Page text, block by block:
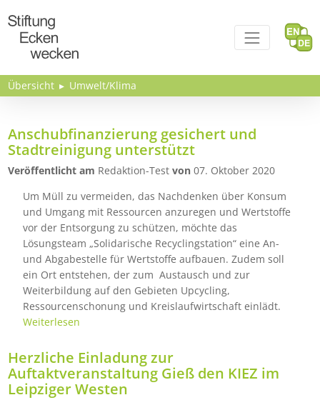
Übersicht Umwelt/Klima
Anschubfinanzierung gesichert und
Stadtreinigung unterstützt
Veröffentlicht am Redaktion-Test von 07. Oktober 2020
Um Müll zu vermeiden, das Nachdenken über Konsum
und Umgang mit Ressourcen anzuregen und Wertstoffe
vor der Entsorgung zu schützen, möchte das
Lösungsteam „Solidarische Recyclingstation“ eine An-
und Abgabestelle für Wertstoffe aufbauen. Zudem soll
ein Ort entstehen, der zum Austausch und zur
Weiterbildung auf den Gebieten Upcycling,
Ressourcenschonung und Kreislaufwirtschaft einlädt.
Weiterlesen
Herzliche Einladung zur
Auftaktveranstaltung Gieß den KIEZ im
Leipziger Westen